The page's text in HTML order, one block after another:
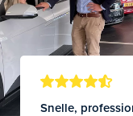
Snelle,